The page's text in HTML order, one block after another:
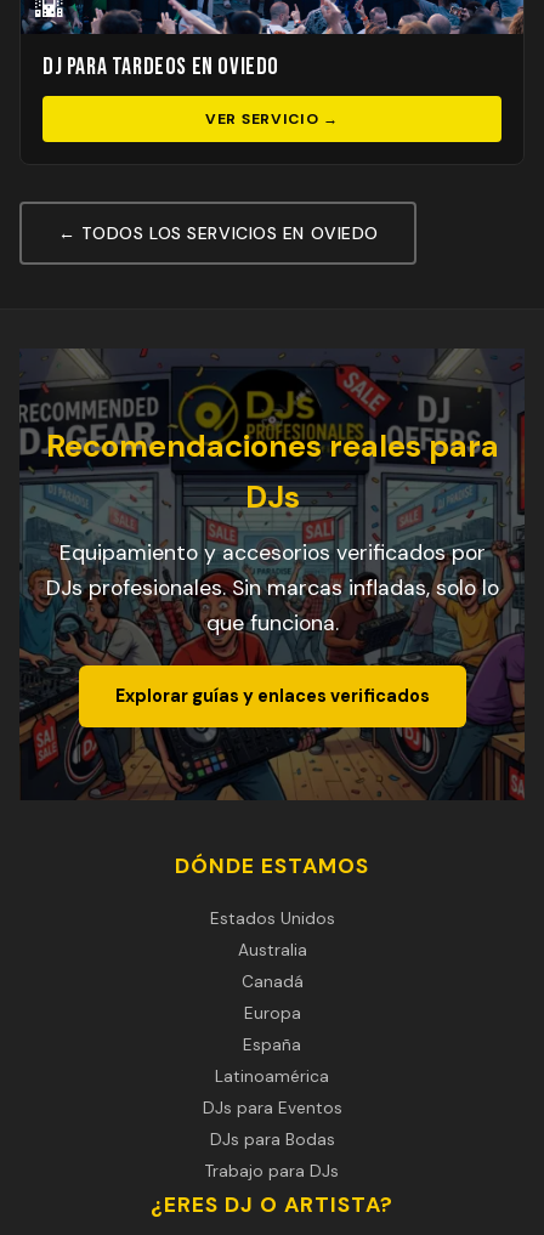
DJ para Tardeos en Oviedo
VER SERVICIO →
← TODOS LOS SERVICIOS EN OVIEDO
Recomendaciones reales para
DJs
Equipamiento y accesorios verificados por
DJs profesionales. Sin marcas infladas, solo lo
que funciona.
Explorar guías y enlaces verificados
DÓNDE ESTAMOS
Estados Unidos
Australia
Canadá
Europa
España
Latinoamérica
DJs para Eventos
DJs para Bodas
Trabajo para DJs
¿ERES DJ O ARTISTA?